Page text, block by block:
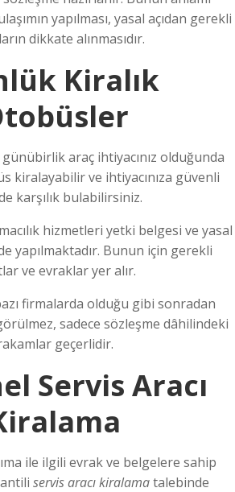
yapılması, yasal açıdan gerekli
dikkate alınmasıdır.
Kiralık
araç ihtiyacınız olduğunda
kiralayabilir ve ihtiyacınıza güvenli
karşılık bulabilirsiniz.
hizmetleri yetki belgesi ve yasal
yapılmaktadır. Bunun için gerekli
ve evraklar yer alır.
firmalarda olduğu gibi sonradan
sadece sözleşme dâhilindeki
geçerlidir.
Servis Aracı
ile ilgili evrak ve belgelere sahip
servis aracı kiralamatalebinde